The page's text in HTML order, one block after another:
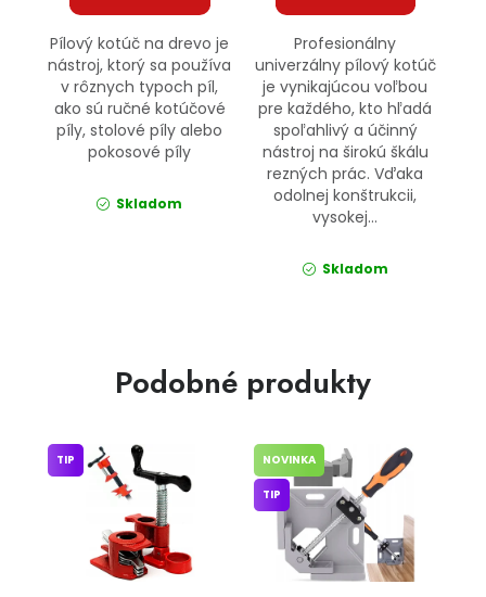
Pílový kotúč na drevo je
nástroj, ktorý sa používa
v rôznych typoch píl,
ako sú ručné kotúčové
píly, stolové píly alebo
pokosové píly
Skladom
Profesionálny
univerzálny pílový kotúč
je vynikajúcou voľbou
pre každého, kto hľadá
spoľahlivý a účinný
nástroj na širokú škálu
rezných prác. Vďaka
odolnej konštrukcii,
vysokej...
Skladom
Podobné produkty
TIP NOVINKA
TIP